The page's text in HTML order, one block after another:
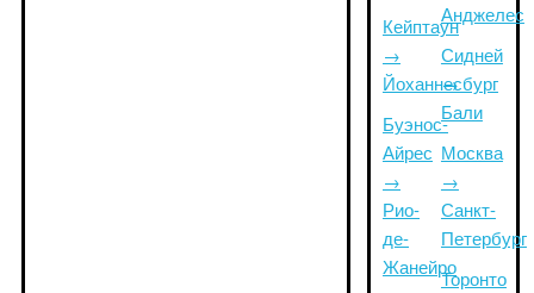
Кейптаун
→
Йоханнесбург
Буэнос-
Айрес
→
Рио-
де-
Жанейро
Анджелес
Сидней
→
Бали
Москва
→
Санкт-
Петербург
Торонто